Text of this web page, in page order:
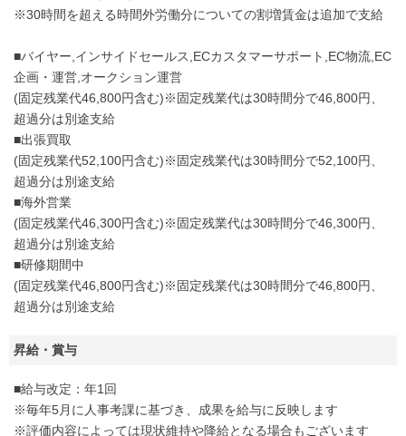
※30時間を超える時間外労働分についての割増賃金は追加で支給
■バイヤー,インサイドセールス,ECカスタマーサポート,EC物流,EC
企画・運営,オークション運営
(固定残業代46,800円含む)※固定残業代は30時間分で46,800円、
超過分は別途支給
■出張買取
(固定残業代52,100円含む)※固定残業代は30時間分で52,100円、
超過分は別途支給
■海外営業
(固定残業代46,300円含む)※固定残業代は30時間分で46,300円、
超過分は別途支給
■研修期間中
(固定残業代46,800円含む)※固定残業代は30時間分で46,800円、
超過分は別途支給
昇給・賞与
■給与改定：年1回
※毎年5月に人事考課に基づき、成果を給与に反映します
※評価内容によっては現状維持や降給となる場合もございます